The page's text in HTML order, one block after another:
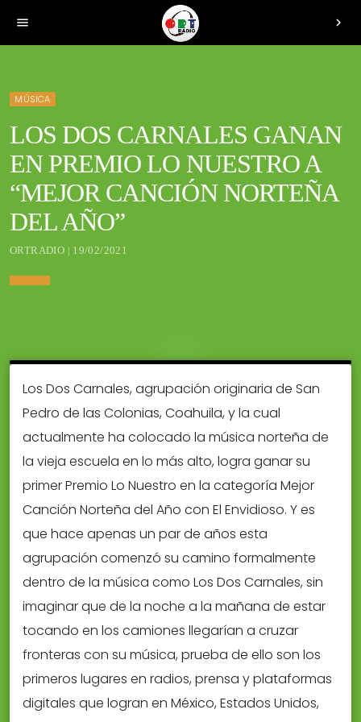
menu chevron_right
MÚSICA
LOS DOS CARNALES GANAN
EN PREMIO LO NUESTRO A
“MEJOR CANCIÓN NORTEÑA
DEL AÑO”
ORTRADIO | 19/02/2021
Los Dos Carnales, agrupación originaria de San
Pedro de las Colonias, Coahuila, y la cual
actualmente ha colocado la música norteña de
la vieja escuela en lo más alto, logra ganar su
primer Premio Lo Nuestro en la categoría Mejor
Canción Norteña del Año con El Envidioso. Y es
que hace apenas un par de años esta
agrupación comenzó su camino formalmente
dentro de la música como Los Dos Carnales, sin
imaginar que de la noche a la mañana de estar
tocando en los camiones llegarían a cruzar
fronteras con su música, prueba de ello son los
primeros lugares en radios, prensa y plataformas
digitales que logran en México, Estados Unidos,